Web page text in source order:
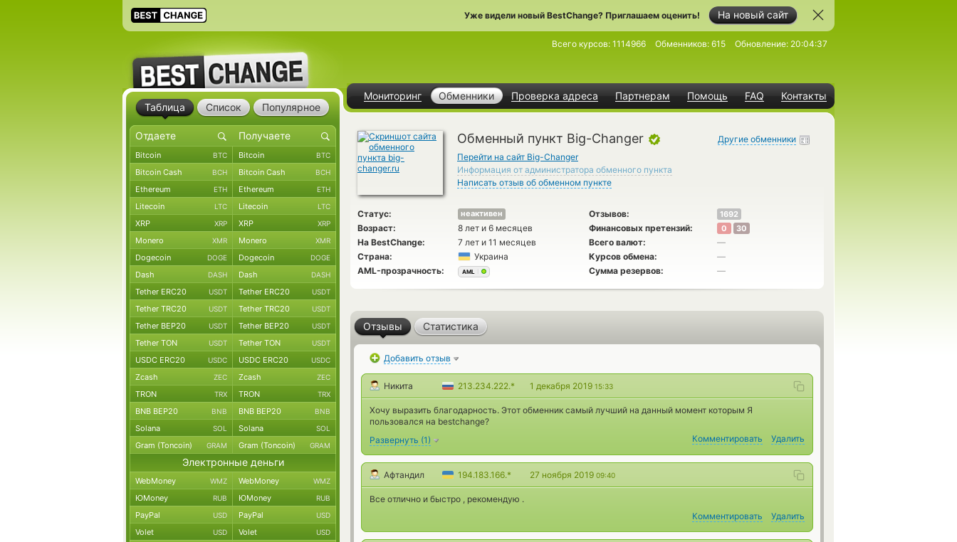
На новый сайт
Уже видели новый BestChange? Приглашаем оценить!
Мониторинг Обменники Проверка адреса Партнерам Помощь FAQ Контакты
Всего курсов: 1114966 Обменников: 615 Обновление: 20:04:37
Обменный пункт Big-Changer
Перейти на сайт Big-Changer
Информация от администратора обменного пункта
Написать отзыв об обменном пункте
Другие обменники
Статус: неактивен Отзывов: 1692
Возраст: 8 лет и 6 месяцев Финансовых претензий: 0 30
На BestChange: 7 лет и 11 месяцев Всего валют:
—
Страна:
Украина Курсов обмена:
—
AML-прозрачность:
AML Сумма резервов: —
Отзывы Статистика
Добавить отзыв
Никита 213.234.222.* 1 декабря 2019 15:33
Хочу выразить благодарность. Этот обменник самый лучший на данный момент которым Я
пользовался на bestchange?
Развернуть (1) Комментировать Удалить
Афтандил 194.183.166.* 27 ноября 2019 09:40
Все отлично и быстро , рекомендую .
Комментировать
Удалить
Таблица Список Популярное
Bitcoin BTC Bitcoin BTC
Bitcoin Cash BCH Bitcoin Cash BCH
Ethereum ETH Ethereum ETH
Litecoin LTC Litecoin LTC
XRP XRP XRP XRP
Monero XMR Monero XMR
Dogecoin DOGE Dogecoin DOGE
Dash DASH Dash DASH
Tether ERC20 USDT Tether ERC20 USDT
Tether TRC20 USDT Tether TRC20 USDT
Tether BEP20 USDT Tether BEP20 USDT
Tether TON USDT Tether TON USDT
USDC ERC20 USDC USDC ERC20 USDC
Zcash ZEC Zcash ZEC
TRON TRX TRON TRX
BNB BEP20 BNB BNB BEP20 BNB
Solana SOL Solana SOL
Gram (Toncoin) GRAM Gram (Toncoin) GRAM
Электронные деньги
WebMoney WMZ WebMoney WMZ
ЮMoney RUB ЮMoney RUB
PayPal USD PayPal USD
Volet USD Volet USD